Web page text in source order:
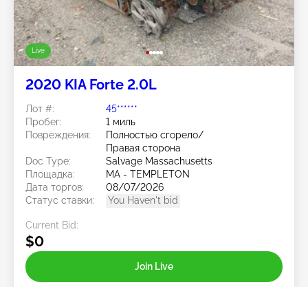
Live
2020 KIA Forte 2.0L
Лот #:
45******
Пробег:
1 миль
Повреждения:
Полностью сгорело/
Правая сторона
Doc Type:
Salvage Massachusetts
Площадка:
MA - TEMPLETON
Дата торгов:
08/07/2026
Статус ставки:
You Haven't bid
Current Bid:
$0
Join Live